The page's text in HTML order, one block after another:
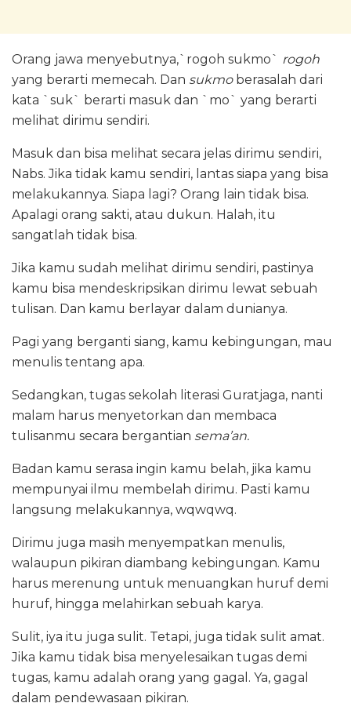
Orang jawa menyebutnya,`rogoh sukmo` rogoh
yang berarti memecah. Dan sukmoberasalah dari
kata `suk` berarti masuk dan `mo` yang berarti
melihat dirimu sendiri.
Masuk dan bisa melihat secara jelas dirimu sendiri,
Nabs. Jika tidak kamu sendiri, lantas siapa yang bisa
melakukannya. Siapa lagi? Orang lain tidak bisa.
Apalagi orang sakti, atau dukun. Halah, itu
sangatlah tidak bisa.
Jika kamu sudah melihat dirimu sendiri, pastinya
kamu bisa mendeskripsikan dirimu lewat sebuah
tulisan. Dan kamu berlayar dalam dunianya.
Pagi yang berganti siang, kamu kebingungan, mau
menulis tentang apa.
Sedangkan, tugas sekolah literasi Guratjaga, nanti
malam harus menyetorkan dan membaca
tulisanmu secara bergantian sema’an.
Badan kamu serasa ingin kamu belah, jika kamu
mempunyai ilmu membelah dirimu. Pasti kamu
langsung melakukannya, wqwqwq.
Dirimu juga masih menyempatkan menulis,
walaupun pikiran diambang kebingungan. Kamu
harus merenung untuk menuangkan huruf demi
huruf, hingga melahirkan sebuah karya.
Sulit, iya itu juga sulit. Tetapi, juga tidak sulit amat.
Jika kamu tidak bisa menyelesaikan tugas demi
tugas, kamu adalah orang yang gagal. Ya, gagal
dalam pendewasaan pikiran.